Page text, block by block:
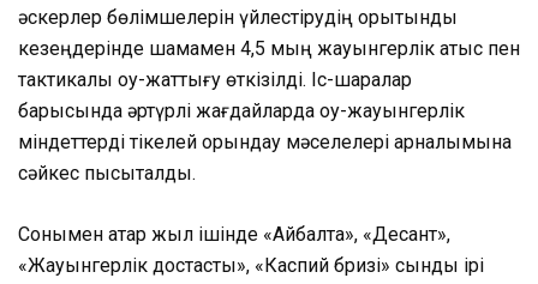
әскерлер бөлімшелерін үйлестірудің қорытынды
кезеңдерінде шамамен 4,5 мың жауынгерлік атыс пен
тактикалық оқу-жаттығу өткізілді. Іс-шаралар
барысында әртүрлі жағдайларда оқу-жауынгерлік
міндеттерді тікелей орындау мәселелері арналымына
сәйкес пысықталды.
Сонымен қатар жыл ішінде «Айбалта», «Десант»,
«Жауынгерлік достастық», «Каспий бризі» сынды ірі